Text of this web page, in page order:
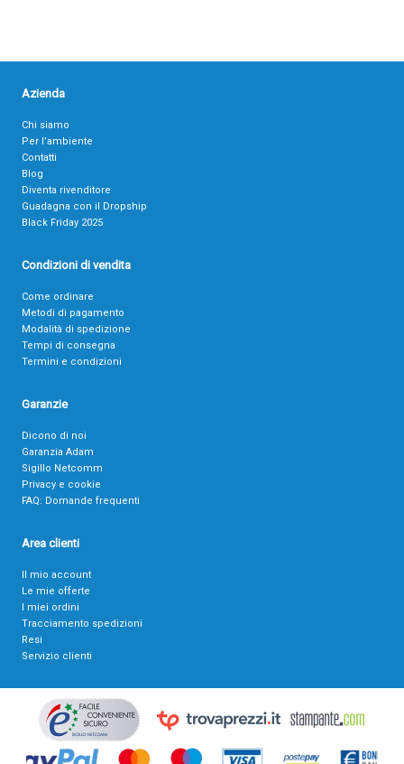
Azienda
Chi siamo
Per l’ambiente
Contatti
Blog
Diventa rivenditore
Guadagna con il Dropship
Black Friday 2025
Condizioni di vendita
Come ordinare
Metodi di pagamento
Modalità di spedizione
Tempi di consegna
Termini e condizioni
Garanzie
Dicono di noi
Garanzia Adam
Sigillo Netcomm
Privacy e cookie
FAQ: Domande frequenti
Area clienti
Il mio account
Le mie offerte
I miei ordini
Tracciamento spedizioni
Resi
Servizio clienti